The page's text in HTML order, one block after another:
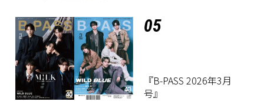
05
『B-PASS 2026年3月
号』